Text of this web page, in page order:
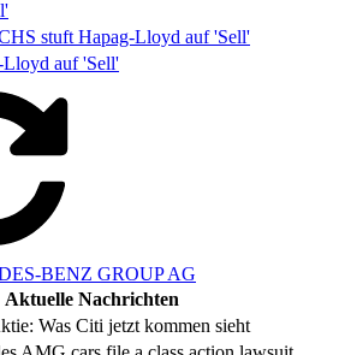
stuft Hapag-Lloyd auf 'Sell'
auf 'Sell'
BENZ GROUP AG
Aktuelle Nachrichten
Was Citi jetzt kommen sieht